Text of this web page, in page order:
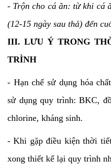
- Trộn cho cá ăn: từ khi cá
(12-15 ngày sau thả) đến
III. LƯU Ý TRONG
TRÌNH
- Hạn chế sử dụng hóa
sử dụng quy trình: BKC,
chlorine, kháng sinh.
- Khi gặp điều kiện thời
xong thiết kế lại quy trình